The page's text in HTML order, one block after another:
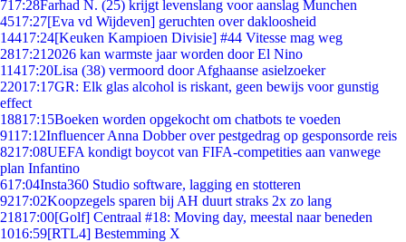
717:28Farhad N. (25) krijgt levenslang voor aanslag Munchen
4517:27[Eva vd Wijdeven] geruchten over dakloosheid
14417:24[Keuken Kampioen Divisie] #44 Vitesse mag weg
2817:21 2026 kan warmste jaar worden door El Nino
11417:20Lisa (38) vermoord door Afghaanse asielzoeker
22017:17GR: Elk glas alcohol is riskant, geen bewijs voor gunstig
effect
18817:15Boeken worden opgekocht om chatbots te voeden
9117:12Influencer Anna Dobber over pestgedrag op gesponsorde reis
8217:08UEFA kondigt boycot van FIFA-competities aan vanwege
plan Infantino
617:04Insta360 Studio software, lagging en stotteren
9217:02Koopzegels sparen bij AH duurt straks 2x zo lang
21817:00[Golf] Centraal #18: Moving day, meestal naar beneden
1016:59[RTL4] Bestemming X